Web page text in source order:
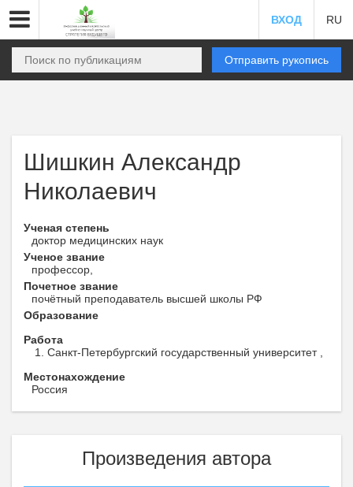
ВХОД RU
Отправить рукопись
Шишкин Александр
Николаевич
Ученая степень
доктор медицинских наук
Ученое звание
профессор,
Почетное звание
почётный преподаватель высшей школы РФ
Образование
Работа
Санкт-Петербургский государственный университет ,
Местонахождение
Россия
Произведения автора